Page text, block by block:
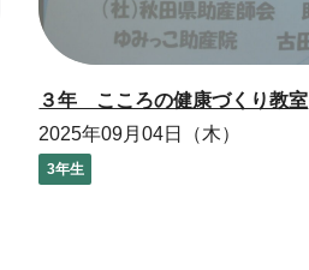
３年 こころの健康づくり教室
2025年09月04日（木）
3年生